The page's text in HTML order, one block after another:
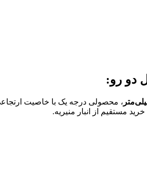
، محصولی درجه یک با خاصیت
مستقیم از انبار منیریه.